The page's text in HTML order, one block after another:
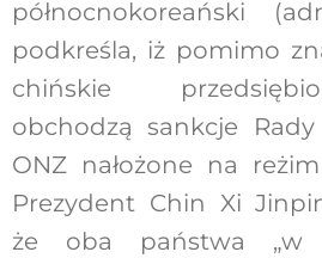
północnokoreański
podkreśla, iż pomimo
chińskie
obchodzą sankcje Rady
ONZ nałożone na
Prezydent Chin Xi
że oba państwa „w